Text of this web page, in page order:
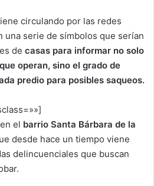
circulando por las redes
una serie de símbolos que serían
de casas para informar no solo
operan, sino el grado de
predio para posibles saqueos.
el barrio Santa Bárbara de la
desde hace un tiempo viene
delincuenciales que buscan